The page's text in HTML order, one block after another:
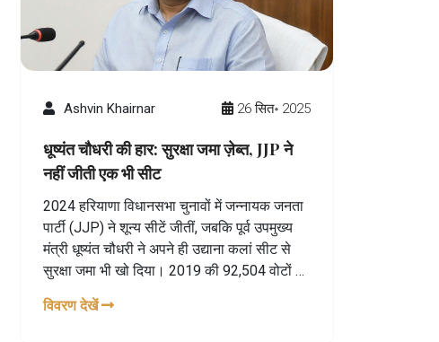
Ashvin Khairnar 26 सित॰ 2025
धूष्यंत चौधरी की हार: सुरक्षा जमा ज़ेब्त, JJP ने
नहीं जीती एक भी सीट
2024 हरियाणा विधानसभा चुनावों में जन्नायक जनता
पार्टी (JJP) ने शून्य सीटें जीतीं, जबकि पूर्व उपमुख्य
मंत्री धूष्यंत चौधरी ने अपने ही उद्याना कलां सीट से
सुरक्षा जमा भी खो दिया। 2019 की 92,504 वोटों से
पगडंडी को पूरी तरह बदल दिया।
विवरण देखें